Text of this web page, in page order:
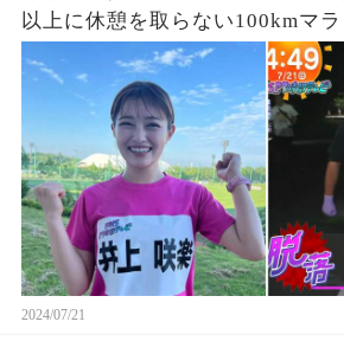
以上に休憩を取らない100kmマラソ
時間テレビ』鬼企画「100kmサバ
ン」に猛激怒、、、死んだら責任
2024/07/21